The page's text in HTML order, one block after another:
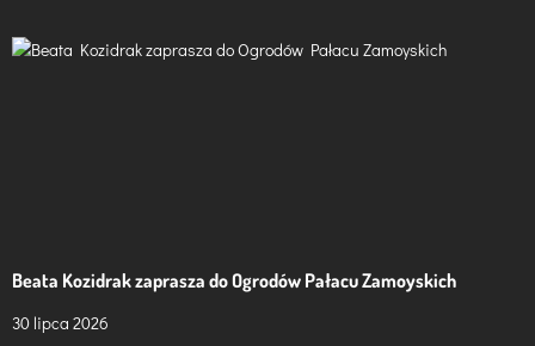
Beata Kozidrak zaprasza do Ogrodów Pałacu Zamoyskich
30 lipca 2026